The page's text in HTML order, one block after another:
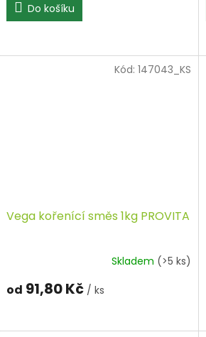
Do košíku
Vega kořenící směs 1kg PROVITA
Skladem (>5 ks)
od 91,80 Kč / ks
Kód: 147043_KS